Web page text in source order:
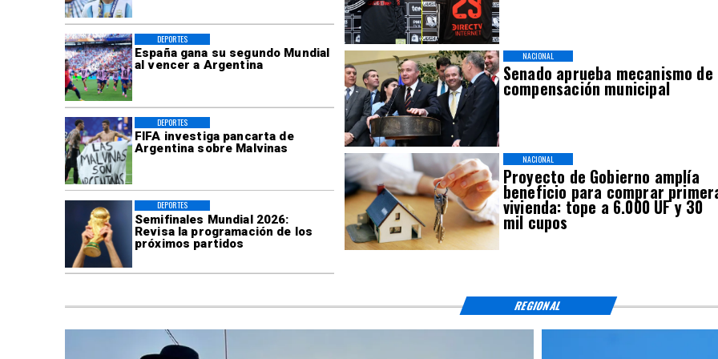
España gana su segundo Mundial
al vencer a Argentina
DEPORTES
FIFA investiga pancarta de
Argentina sobre Malvinas
DEPORTES
Semifinales Mundial 2026:
Revisa la programación de los
próximos partidos
DEPORTES
Senado aprueba mecanismo de
compensación municipal
NACIONAL
Proyecto de Gobierno amplía
beneficio para comprar
vivienda: tope a 6.000 UF y 30
mil cupos
NACIONAL
REGIONAL